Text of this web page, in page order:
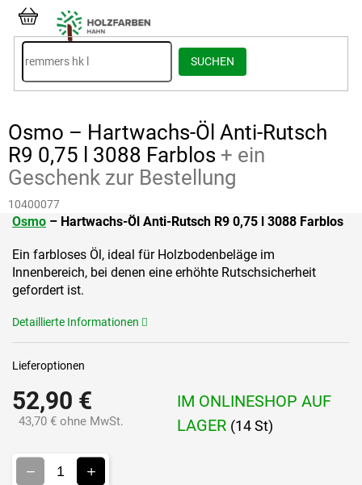
Inhalt
springen
SUCHEN
WARENKORB
Osmo – Hartwachs-Öl Anti-Rutsch
R9 0,75 l 3088 Farblos + ein
Geschenk zur Bestellung
10400077
52,90 €
43,70 € ohne MwSt.
IM ONLINESHOP AUF
LAGER (14 St)
Lieferoptionen
Osmo – Hartwachs-Öl Anti-Rutsch R9 0,75 l 3088 Farblos
Ein farbloses Öl, ideal für Holzbodenbeläge im
Innenbereich, bei denen eine erhöhte Rutschsicherheit
gefordert ist.
Detaillierte Informationen